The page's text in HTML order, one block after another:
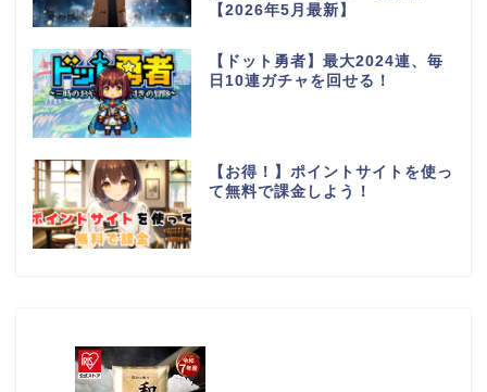
【2026年5月最新】
【ドット勇者】最大2024連、毎
日10連ガチャを回せる！
【お得！】ポイントサイトを使っ
て無料で課金しよう！